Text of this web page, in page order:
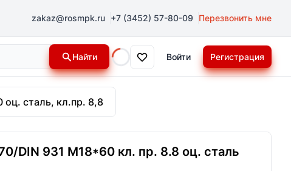
zakaz@rosmpk.ru +7 (3452) 57-80-09 Перезвонить мне
Найти
Loading...
Войти Регистрация
оц. сталь, кл.пр. 8,8
DIN 931 М18*60 кл. пр. 8.8 оц. сталь